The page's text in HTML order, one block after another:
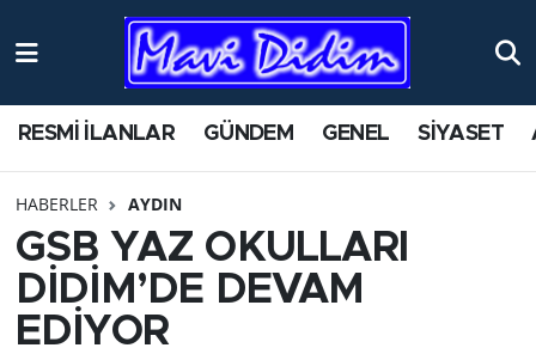
RESMİ İLANLAR GÜNDEM GENEL SİYASET
HABERLER AYDIN
GSB YAZ OKULLARI
DİDİM’DE DEVAM
EDİYOR
ANTİK YERLER
AYDIN
BİLİM VE TEKNOLOJİ
ÇEVRE
Nöbetçi Eczaneler
Namaz Vakitleri
Trafik Durumu
Süper Lig Puan Durumu ve Fikstür